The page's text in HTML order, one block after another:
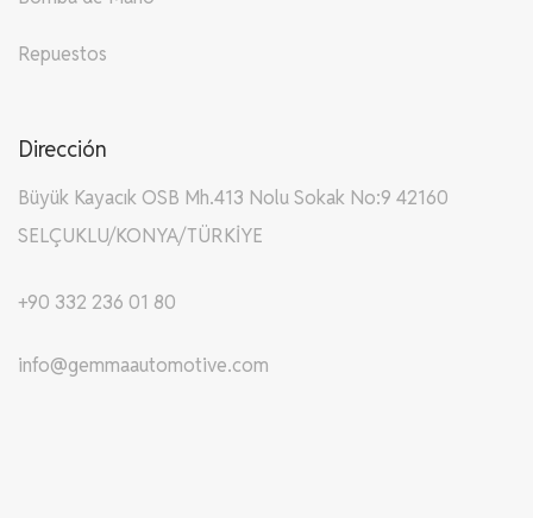
Repuestos
Dirección
Büyük Kayacık OSB Mh.413 Nolu Sokak No:9 42160
SELÇUKLU/KONYA/TÜRKİYE
+90 332 236 01 80
info@gemmaautomotive.com